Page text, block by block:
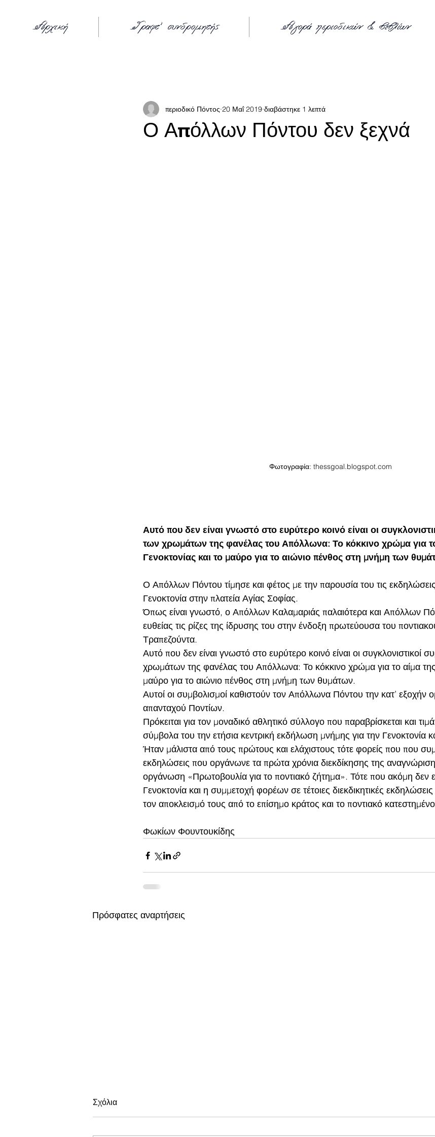
Αρχική Γραφτ' συνδρομητής Αγορά περιοδικών & βιβλίων
Ο Απόλλων Πόντου δεν ξεχνά
περιοδικό Πόντος 20 Μαΐ 2019 διαβάστηκε 1 λεπτά
Φωτογραφία: thessgoal.blogspot.com
Αυτό που δεν είναι γνωστό στο ευρύτερο κοινό είναι οι
των χρωμάτων της φανέλας του Απόλλωνα: Το κόκκινο χρώμα για
Γενοκτονίας και το μαύρο για το αιώνιο πένθος στη μνήμη των
Ο Απόλλων Πόντου τίμησε και φέτος με την παρουσία του τις
Γενοκτονία στην πλατεία Αγίας Σοφίας.
Όπως είναι γνωστό, ο Απόλλων Καλαμαριάς παλαιότερα και Απόλλων
ευθείας τις ρίζες της ίδρυσης του στην ένδοξη πρωτεύουσα του
Τραπεζούντα.
Αυτό που δεν είναι γνωστό στο ευρύτερο κοινό είναι οι συγκλονιστικοί
χρωμάτων της φανέλας του Απόλλωνα: Το κόκκινο χρώμα για το αίμα της
μαύρο για το αιώνιο πένθος στη μνήμη των θυμάτων.
Αυτοί οι συμβολισμοί καθιστούν τον Απόλλωνα Πόντου την κατ’ εξοχήν
απανταχού Ποντίων.
Πρόκειται για τον μοναδικό αθλητικό σύλλογο που παραβρίσκεται και
σύμβολα του την ετήσια κεντρική εκδήλωση μνήμης για την Γενοκτονία
Ήταν μάλιστα από τους πρώτους και ελάχιστους τότε φορείς που που
εκδηλώσεις που οργάνωνε τα πρώτα χρόνια διεκδίκησης της
οργάνωση «Πρωτοβουλία για το ποντιακό ζήτημα». Τότε που ακόμη δεν
Γενοκτονία και η συμμετοχή φορέων σε τέτοιες διεκδικητικές
τον αποκλεισμό τους από το επίσημο κράτος και το ποντιακό
Φωκίων Φουντουκίδης
Πρόσφατες αναρτήσεις
Σχόλια